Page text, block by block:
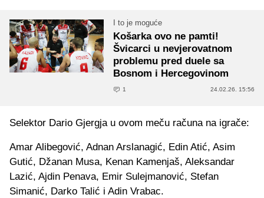
I to je moguće
Košarka ovo ne pamti!
Švicarci u nevjerovatnom
problemu pred duele sa
Bosnom i Hercegovinom
1 24.02.26. 15:56
Selektor Dario Gjergja u ovom meču računa na igrače:
Amar Alibegović, Adnan Arslanagić, Edin Atić, Asim
Gutić, Džanan Musa, Kenan Kamenjaš, Aleksandar
Lazić, Ajdin Penava, Emir Sulejmanović, Stefan
Simanić, Darko Talić i Adin Vrabac.